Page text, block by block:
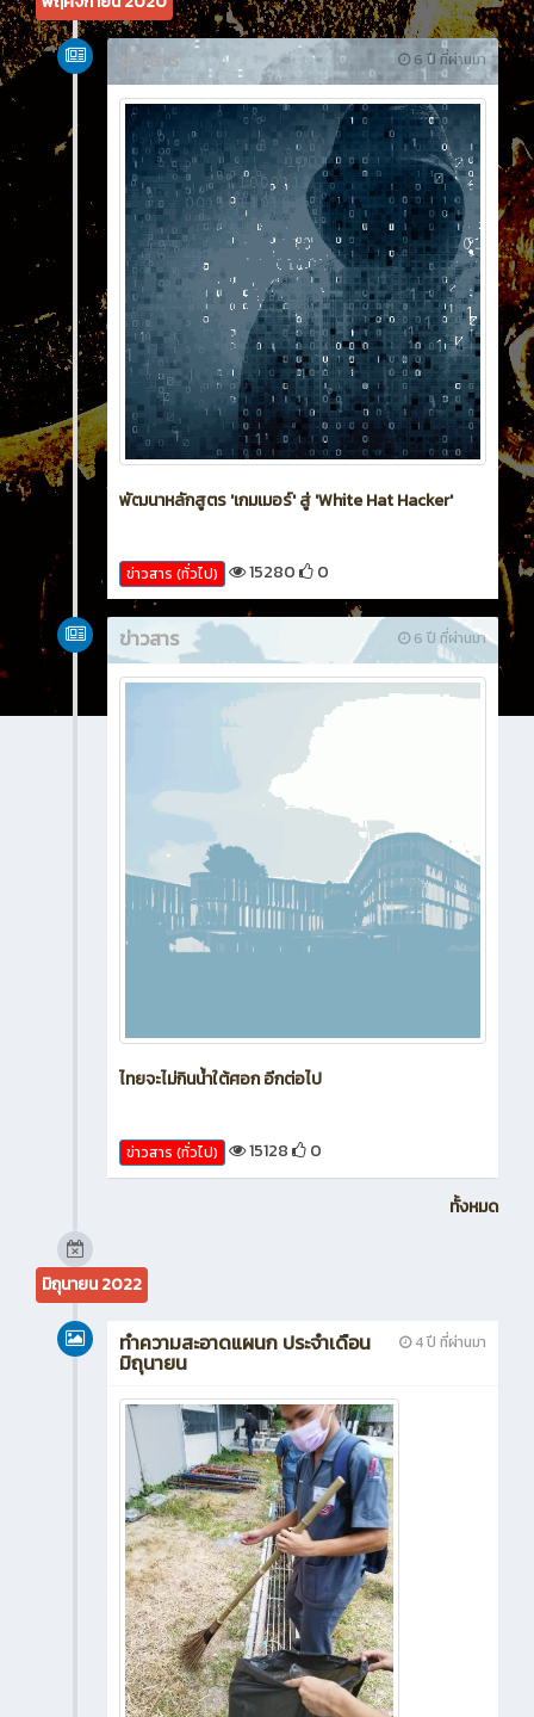
6 ปี ที่ผ่านมา
ข่าวสาร
พัฒนาหลักสูตร 'เกมเมอร์' สู่ 'White Hat Hacker'
ข่าวสาร (ทั่วไป) 15280 0
6 ปี ที่ผ่านมา
ข่าวสาร
ไทยจะไม่กินน้ำใต้ศอก อีกต่อไป
ข่าวสาร (ทั่วไป) 15128 0
ทั้งหมด
มิถุนายน 2022
4 ปี ที่ผ่านมา
ทำความสะอาดแผนก ประจำเดือน
มิถุนายน